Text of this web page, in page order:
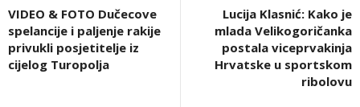
VIDEO & FOTO Dučecove
spelancije i paljenje rakije
privukli posjetitelje iz
cijelog Turopolja
Lucija Klasnić: Kako je
mlada Velikogoričanka
postala viceprvakinja
Hrvatske u sportskom
ribolovu